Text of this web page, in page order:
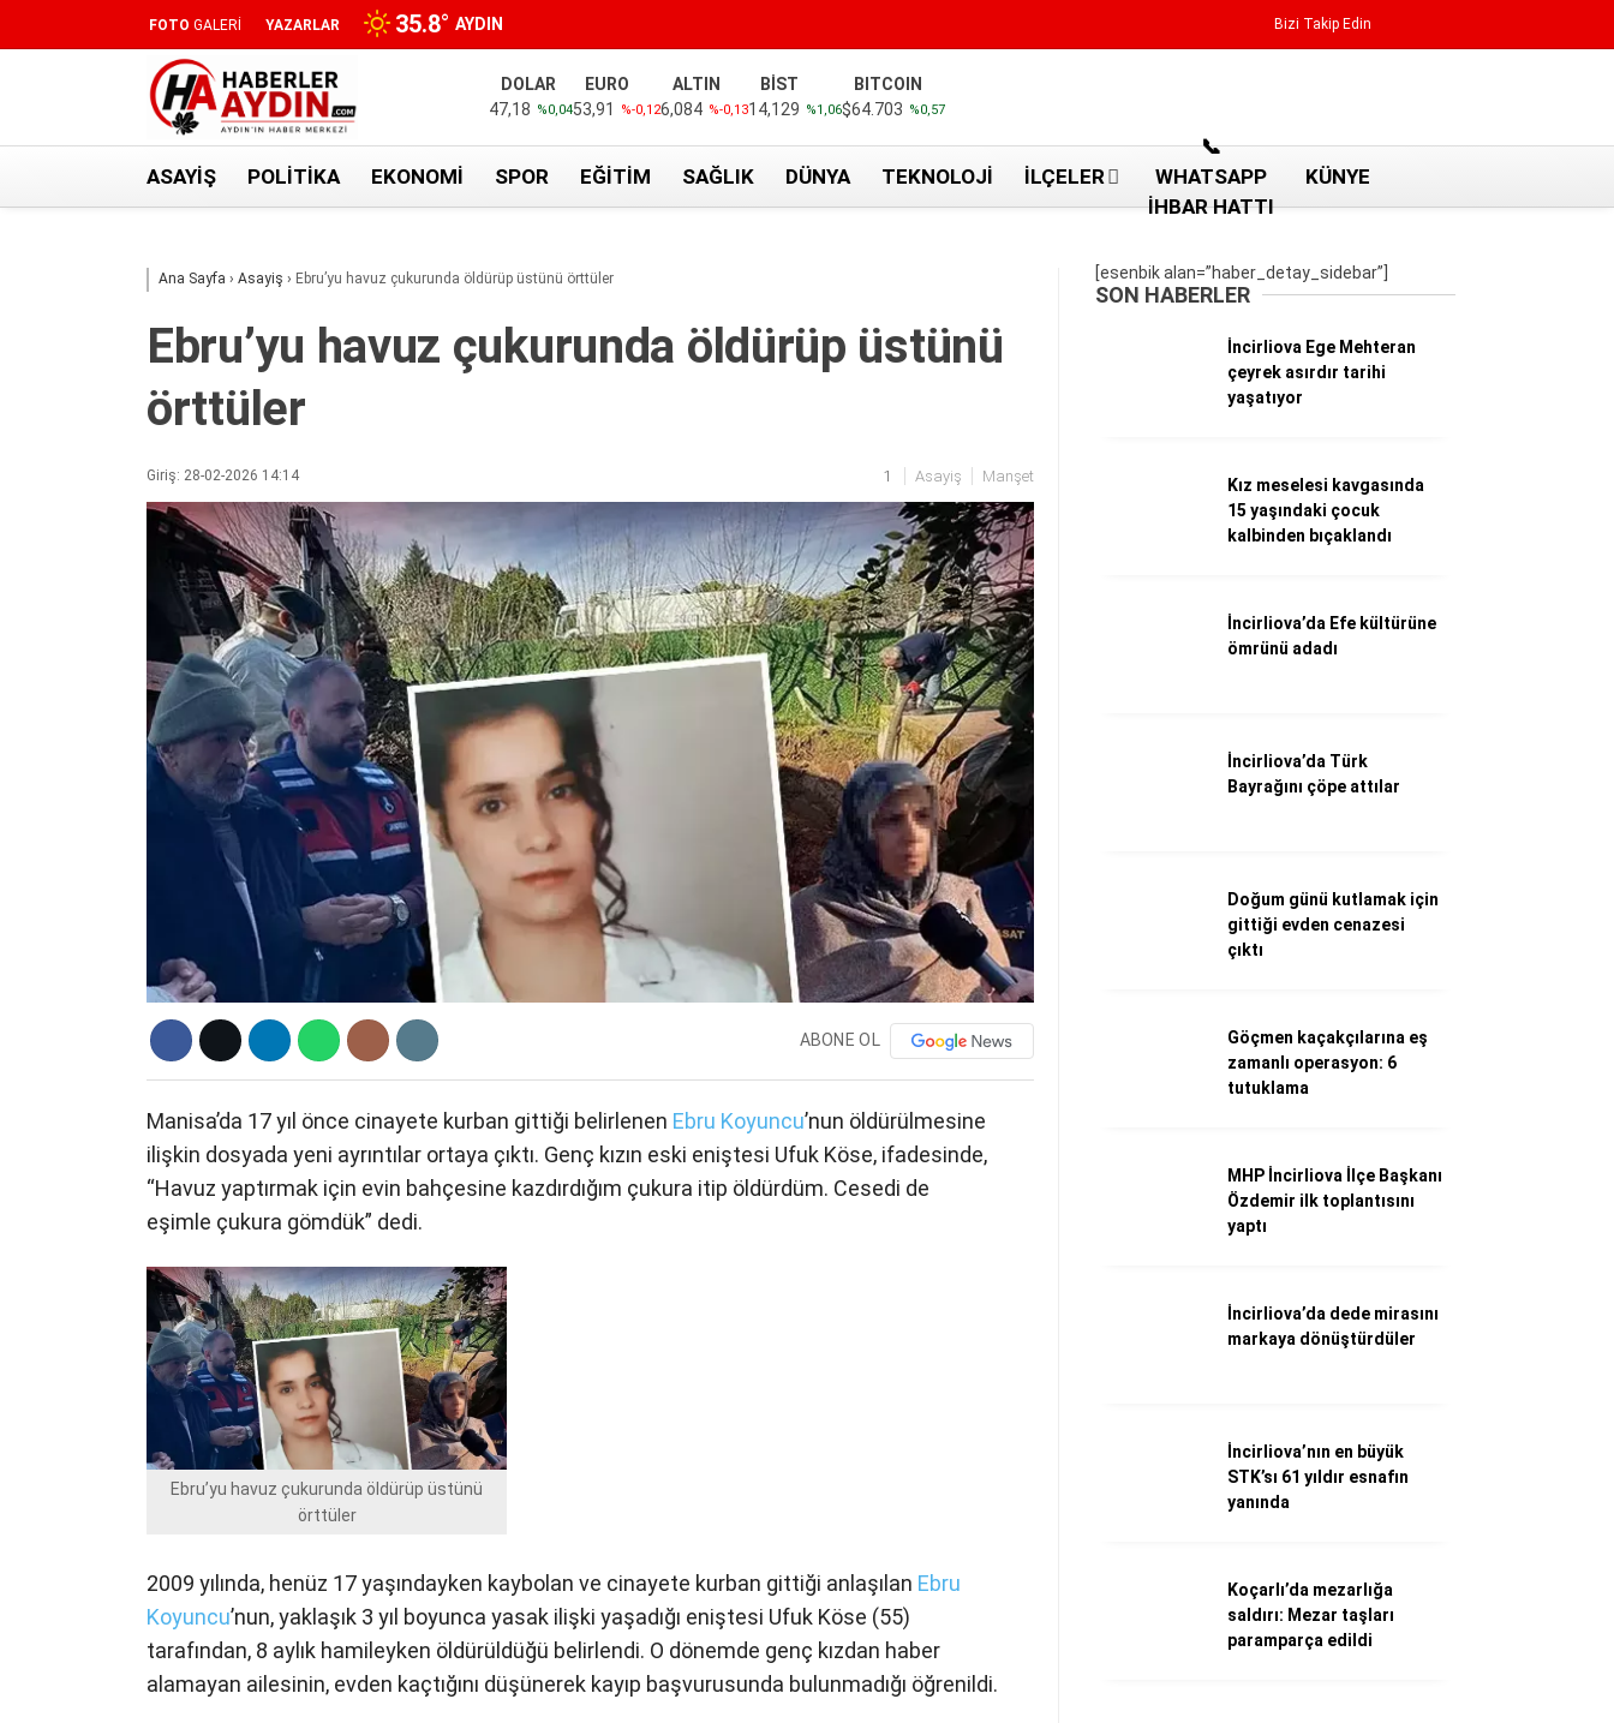
Aydın Haberleri
Aydın nöbetçi eczaneler
Aydın Sinema salonları
İletişim
Instagram
FOTO GALERİ YAZARLAR 35.8° AYDIN Bizi Takip Edin
DOLAR
47,18 %0,04
EURO
53,91
%-0,12
ALTIN
6,084 %-0,13
BİST
14,129 %1,06
BITCOIN
$64.703 %0,57
ASAYIŞ POLITIKA EKONOMI SPOR EĞITIM SAĞLIK DÜNYA TEKNOLOJI İLÇELER
📞
WHATSAPP
İHBAR HATTI
KÜNYE
Ana Sayfa › Asayiş › Ebru’yu havuz çukurunda öldürüp üstünü örttüler
Ebru’yu havuz çukurunda öldürüp üstünü
örttüler
Giriş: 28-02-2026 14:14 1 Asayiş Manşet
ABONE OL
Manisa’da 17 yıl önce cinayete kurban gittiği belirlenen Ebru Koyuncu’nun öldürülmesine
ilişkin dosyada yeni ayrıntılar ortaya çıktı. Genç kızın eski eniştesi Ufuk Köse, ifadesinde,
“Havuz yaptırmak için evin bahçesine kazdırdığım çukura itip öldürdüm. Cesedi de
eşimle çukura gömdük” dedi.
Ebru’yu havuz çukurunda öldürüp üstünü
örttüler
2009 yılında, henüz 17 yaşındayken kaybolan ve cinayete kurban gittiği anlaşılan Ebru
Koyuncu’nun, yaklaşık 3 yıl boyunca yasak ilişki yaşadığı eniştesi Ufuk Köse (55)
tarafından, 8 aylık hamileyken öldürüldüğü belirlendi. O dönemde genç kızdan haber
alamayan ailesinin, evden kaçtığını düşünerek kayıp başvurusunda bulunmadığı öğrenildi.
[esenbik alan=”haber_detay_sidebar”]
SON HABERLER
İncirliova Ege Mehteran
çeyrek asırdır tarihi
yaşatıyor
Kız meselesi kavgasında
15 yaşındaki çocuk
kalbinden bıçaklandı
İncirliova’da Efe kültürüne
ömrünü adadı
İncirliova’da Türk
Bayrağını çöpe attılar
Doğum günü kutlamak için
gittiği evden cenazesi
çıktı
Göçmen kaçakçılarına eş
zamanlı operasyon: 6
tutuklama
MHP İncirliova İlçe Başkanı
Özdemir ilk toplantısını
yaptı
İncirliova’da dede mirasını
markaya dönüştürdüler
İncirliova’nın en büyük
STK’sı 61 yıldır esnafın
yanında
Koçarlı’da mezarlığa
saldırı: Mezar taşları
paramparça edildi